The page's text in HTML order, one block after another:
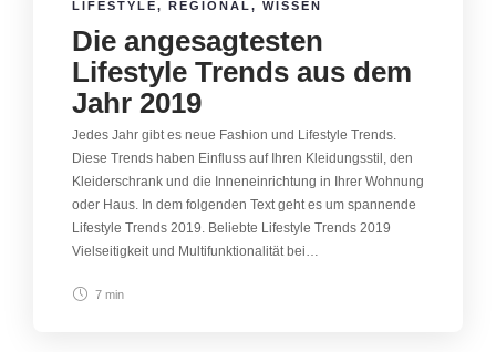
LIFESTYLE, REGIONAL , WISSEN
Die angesagtesten
Lifestyle Trends aus dem
Jahr 2019
Jedes Jahr gibt es neue Fashion und Lifestyle Trends.
Diese Trends haben Einfluss auf Ihren Kleidungsstil, den
Kleiderschrank und die Inneneinrichtung in Ihrer Wohnung
oder Haus. In dem folgenden Text geht es um spannende
Lifestyle Trends 2019. Beliebte Lifestyle Trends 2019
Vielseitigkeit und Multifunktionalität bei…
7 min